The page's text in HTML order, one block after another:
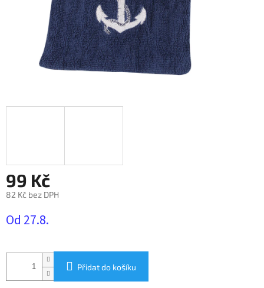
99 Kč
82 Kč bez DPH
cena:
Od 27.8.
Přidat do košíku